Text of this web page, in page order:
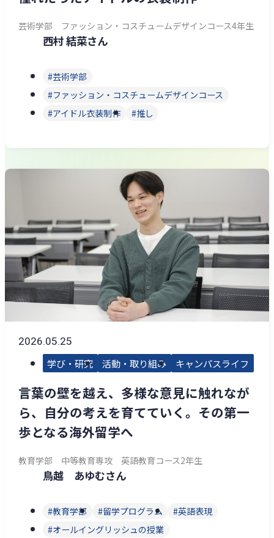
芸術学部 ファッション・コスチュームデザインコース4年生
西村 結菜さん
芸術学部
ファッション・コスチュームデザインコース
アイドル衣装制作
推し
2026.05.25
学び・研究 活動・取り組み キャンパスライフ
言葉の壁を越え、多様な意見に触れなが
ら、自分の考えを育てていく。その第一
歩となる海外留学へ
教育学部 中等教育専攻 英語教育コース2年生
鳥越 あゆむさん
教育学部 留学プログラム
英語表現
オールイングリッシュの授業